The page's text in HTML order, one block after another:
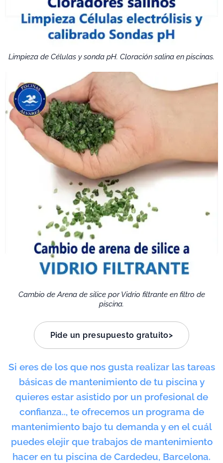
Limpieza de Células y sonda pH. Cloración salina en piscinas.
Cambio de Arena de silice por Vidrio filtrante en filtro de
piscina.
Pide un presupuesto gratuito>
Si eres de los que nos gusta realizar las tareas
básicas de mantenimiento de tu piscina y
quieres estar asistido por un profesional de
confianza.., te ofrecemos un programa de
mantenimiento bajo tu demanda y en el cuál
puedes elejir que trabajos de mantenimiento
hacer en tu piscina de Cardedeu, Barcelona.